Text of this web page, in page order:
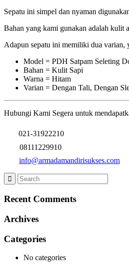
Sepatu ini simpel dan nyaman
Bahan yang kami gunakan adalah kulit
Adapun sepatu ini memiliki dua varian,
Model = PDH Satpam Seleting
Bahan = Kulit Sapi
Warna = Hitam
Varian = Dengan Tali, Dengan
Hubungi Kami Segera untuk
021-31922210
08111229910
info@armadamandirisukses.com
Recent Comments
Archives
Categories
No categories